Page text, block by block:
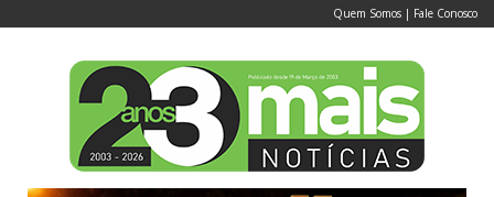
Quem Somos | Fale Conosco